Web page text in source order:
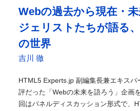
Webの過去から現在・
ジェリストたちが語る
の世界
吉川 徹
HTML5 Experts.jp 副編集長兼エキスパ
評だった「Webの未来を語ろう」企画
回はパネルディスカッション形式で、